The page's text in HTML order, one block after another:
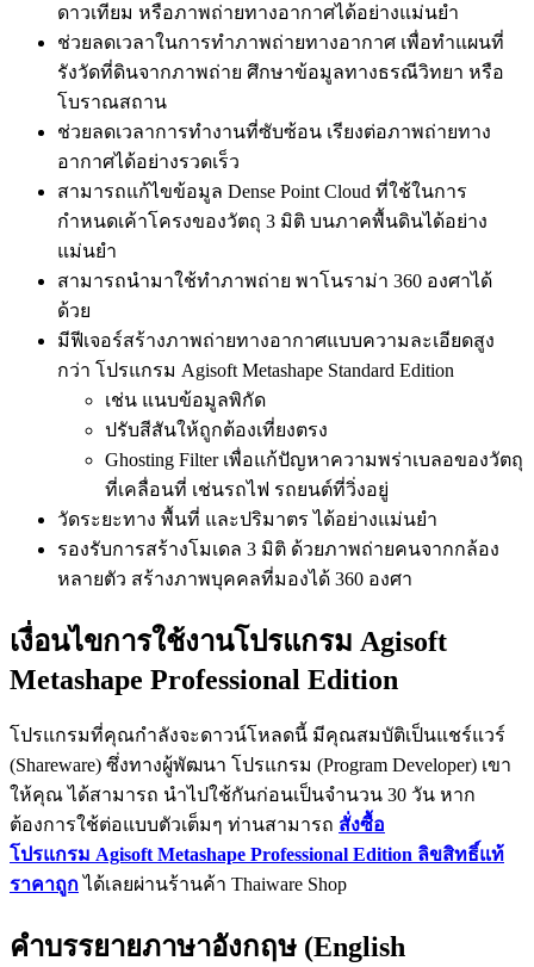
ดาวเทียม หรือภาพถ่ายทางอากาศได้อย่างแม่นยำ
ช่วยลดเวลาในการทำภาพถ่ายทางอากาศ เพื่อทำแผนที่
รังวัดที่ดินจากภาพถ่าย ศึกษาข้อมูลทางธรณีวิทยา หรือ
โบราณสถาน
ช่วยลดเวลาการทำงานที่ซับซ้อน เรียงต่อภาพถ่ายทาง
อากาศได้อย่างรวดเร็ว
สามารถแก้ไขข้อมูล Dense Point Cloud ที่ใช้ในการ
กำหนดเค้าโครงของวัตถุ 3 มิติ บนภาคพื้นดินได้อย่าง
แม่นยำ
สามารถนำมาใช้ทำภาพถ่าย พาโนราม่า 360 องศาได้
ด้วย
มีฟีเจอร์สร้างภาพถ่ายทางอากาศแบบความละเอียดสูง
กว่า โปรแกรม Agisoft Metashape Standard Edition
เช่น แนบข้อมูลพิกัด
ปรับสีสันให้ถูกต้องเที่ยงตรง
Ghosting Filter เพื่อแก้ปัญหาความพร่าเบลอของวัตถุ
ที่เคลื่อนที่ เช่นรถไฟ รถยนต์ที่วิ่งอยู่
วัดระยะทาง พื้นที่ และปริมาตร ได้อย่างแม่นยำ
รองรับการสร้างโมเดล 3 มิติ ด้วยภาพถ่ายคนจากกล้อง
หลายตัว สร้างภาพบุคคลที่มองได้ 360 องศา
เงื่อนไขการใช้งานโปรแกรม Agisoft
Metashape Professional Edition
โปรแกรมที่คุณกำลังจะดาวน์โหลดนี้ มีคุณสมบัติเป็นแชร์แวร์
(Shareware) ซึ่งทางผู้พัฒนา โปรแกรม (Program Developer) เขา
ให้คุณ ได้สามารถ นำไปใช้กันก่อนเป็นจำนวน 30 วัน หาก
ต้องการใช้ต่อแบบตัวเต็มๆ ท่านสามารถ สั่งซื้อ
โปรแกรม Agisoft Metashape Professional Edition ลิขสิทธิ์แท้
ราคาถูกได้เลยผ่านร้านค้า Thaiware Shop
คำบรรยายภาษาอังกฤษ (English